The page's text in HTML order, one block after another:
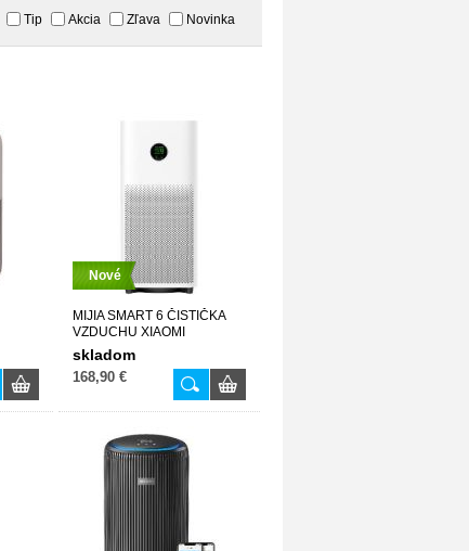
Tip Akcia Zľava Novinka
Nové
MIJIA SMART 6 ČISTIČKA
VZDUCHU XIAOMI
skladom
168,90 €